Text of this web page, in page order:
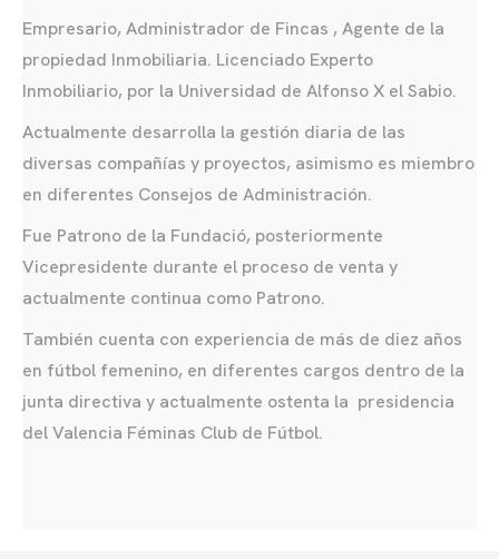
Empresario, Administrador de Fincas , Agente de la
propiedad Inmobiliaria. Licenciado Experto
Inmobiliario, por la Universidad de Alfonso X el Sabio.
Actualmente desarrolla la gestión diaria de las
diversas compañías y proyectos, asimismo es miembro
en diferentes Consejos de Administración.
Fue Patrono de la Fundació, posteriormente
Vicepresidente durante el proceso de venta y
actualmente continua como Patrono.
También cuenta con experiencia de más de diez años
en fútbol femenino, en diferentes cargos dentro de la
junta directiva y actualmente ostenta la presidencia
del Valencia Féminas Club de Fútbol.